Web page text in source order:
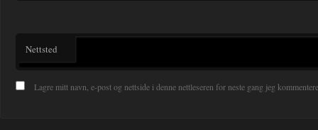
Nettsted
Lagre mitt navn, e-post og nettside i denne nettleseren for neste gang jeg